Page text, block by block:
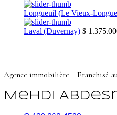
Longueuil (Le Vieux-
Laval (Duvernay) $
Agence immobilière – Franchisé
Mehdi